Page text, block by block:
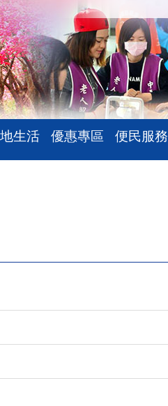
生活 優惠專區 便民服務